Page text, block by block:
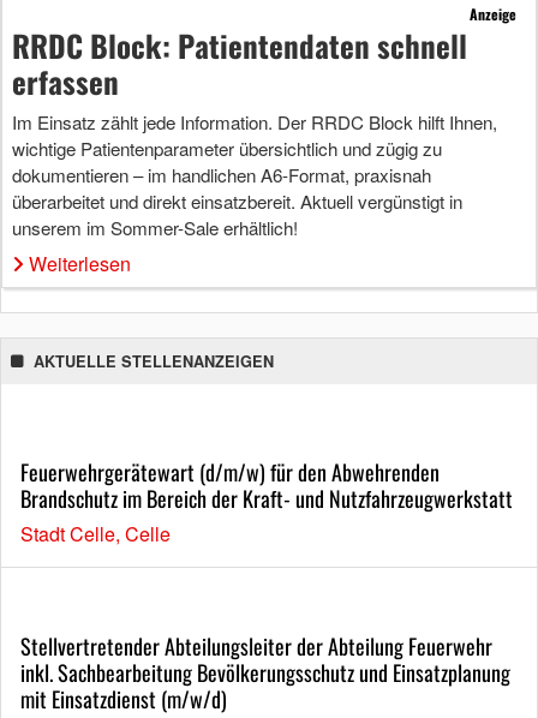
Anzeige
RRDC Block: Patientendaten schnell
erfassen
Im Einsatz zählt jede Information. Der RRDC Block hilft Ihnen,
wichtige Patientenparameter übersichtlich und zügig zu
dokumentieren – im handlichen A6-Format, praxisnah
überarbeitet und direkt einsatzbereit. Aktuell vergünstigt in
unserem im Sommer-Sale erhältlich!
Weiterlesen
AKTUELLE STELLENANZEIGEN
Feuerwehrgerätewart (d/m/w) für den Abwehrenden
Brandschutz im Bereich der Kraft- und Nutzfahrzeugwerkstatt
Stadt Celle, Celle
Stellvertretender Abteilungsleiter der Abteilung Feuerwehr
inkl. Sachbearbeitung Bevölkerungsschutz und Einsatzplanung
mit Einsatzdienst (m/w/d)